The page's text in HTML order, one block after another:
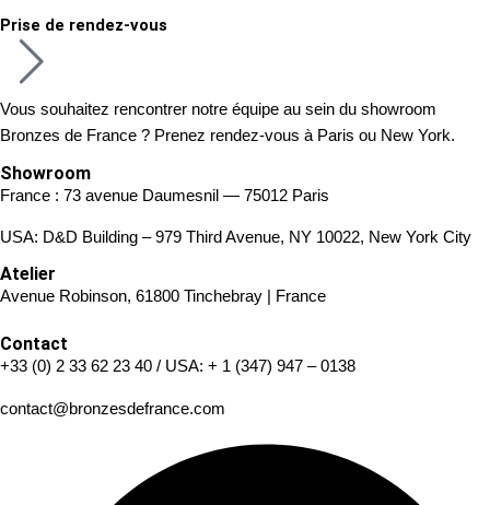
Prise de rendez-vous
Vous souhaitez rencontrer notre équipe au sein du showroom
Bronzes de France ? Prenez rendez-vous à Paris ou New York.
Showroom
France : 73 avenue Daumesnil — 75012 Paris
USA: D&D Building – 979 Third Avenue, NY 10022, New York City
Atelier
Avenue Robinson, 61800 Tinchebray | France
Contact
+33 (0) 2 33 62 23 40 / USA: + 1 (347) 947 – 0138
contact@bronzesdefrance.com